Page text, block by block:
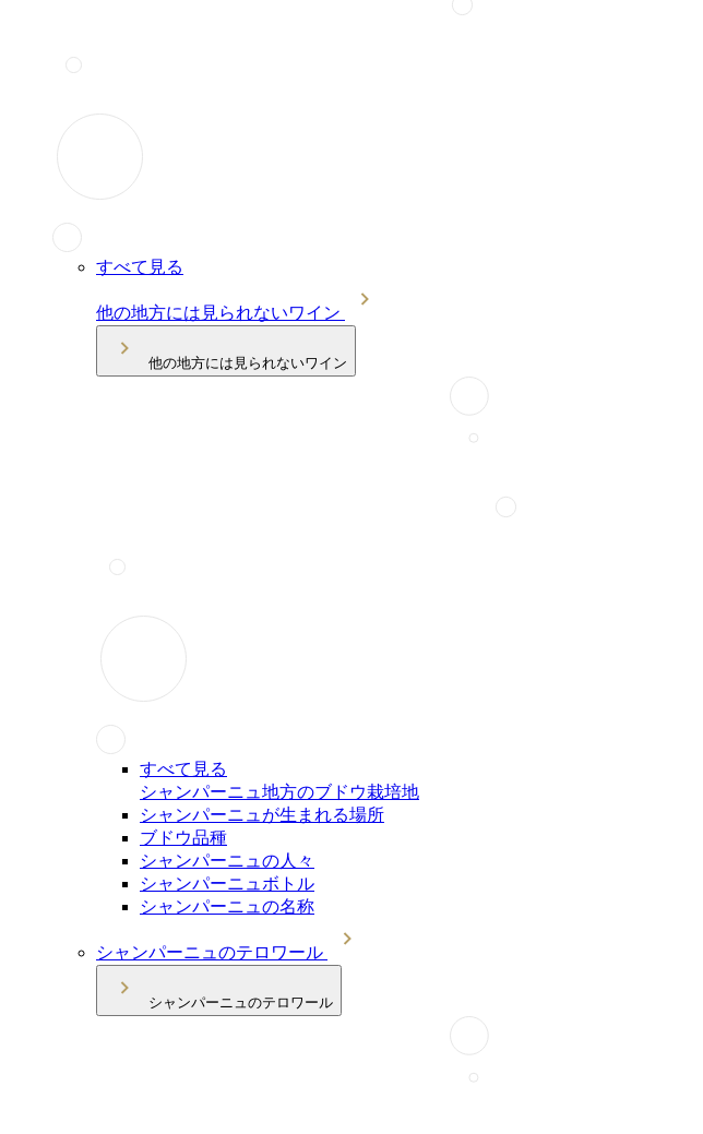
すべて見る
他の地方には見られないワイン
他の地方には見られないワイン
すべて見る
シャンパーニュ地方のブドウ栽培地
シャンパーニュが生まれる場所
ブドウ品種
シャンパーニュの人々
シャンパーニュボトル
シャンパーニュの名称
シャンパーニュのテロワール
シャンパーニュのテロワール